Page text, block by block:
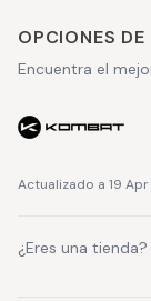
OPCIONES
Encuentra el
Actualizado a 19 Apr
¿Eres una tienda?